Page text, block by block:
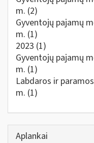
m. (2)
Gyventojų pajamų
m. (1)
2023 (1)
Gyventojų pajamų
m. (1)
Labdaros ir
m. (1)
Aplankai